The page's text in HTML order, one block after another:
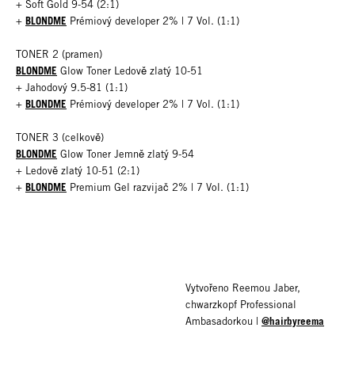
+ Soft Gold 9-54 (2:1)
+ BLONDME Prémiový developer 2% | 7 Vol. (1:1)
TONER 2 (pramen)
BLONDME Glow Toner Ledově zlatý 10-51
+ Jahodový 9.5-81 (1:1)
+ BLONDME Prémiový developer 2% | 7 Vol. (1:1)
TONER 3 (celkově)
BLONDME Glow Toner Jemně zlatý 9-54
+ Ledově zlatý 10-51 (2:1)
+ BLONDME Premium Gel razvijač 2% | 7 Vol. (1:1)
Vytvořeno Reemou Jaber,
chwarzkopf Professional
Ambasadorkou | @hairbyreema